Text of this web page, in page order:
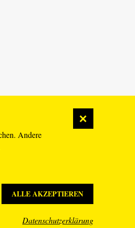
Andere
ALLE AKZEPTIEREN
Datenschutzerklärung